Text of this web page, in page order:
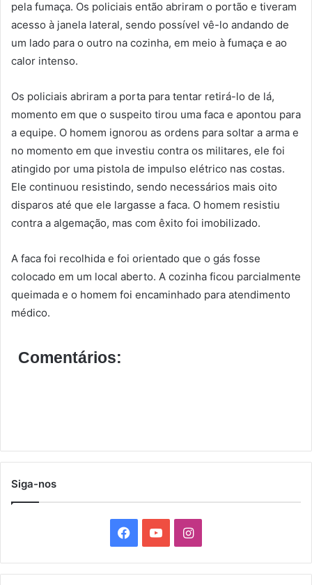
pela fumaça. Os policiais então abriram o portão e tiveram
acesso à janela lateral, sendo possível vê-lo andando de
um lado para o outro na cozinha, em meio à fumaça e ao
calor intenso.
Os policiais abriram a porta para tentar retirá-lo de lá,
momento em que o suspeito tirou uma faca e apontou para
a equipe. O homem ignorou as ordens para soltar a arma e
no momento em que investiu contra os militares, ele foi
atingido por uma pistola de impulso elétrico nas costas.
Ele continuou resistindo, sendo necessários mais oito
disparos até que ele largasse a faca. O homem resistiu
contra a algemação, mas com êxito foi imobilizado.
A faca foi recolhida e foi orientado que o gás fosse
colocado em um local aberto. A cozinha ficou parcialmente
queimada e o homem foi encaminhado para atendimento
médico.
Comentários:
Siga-nos
a
o
I
n